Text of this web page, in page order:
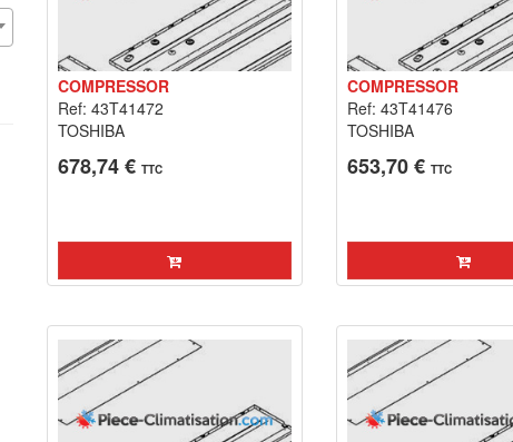
COMPRESSOR
Ref: 43T41472
TOSHIBA
678,74 € TTC
COMPRESSOR
Ref: 43T41476
TOSHIBA
653,70 € TTC